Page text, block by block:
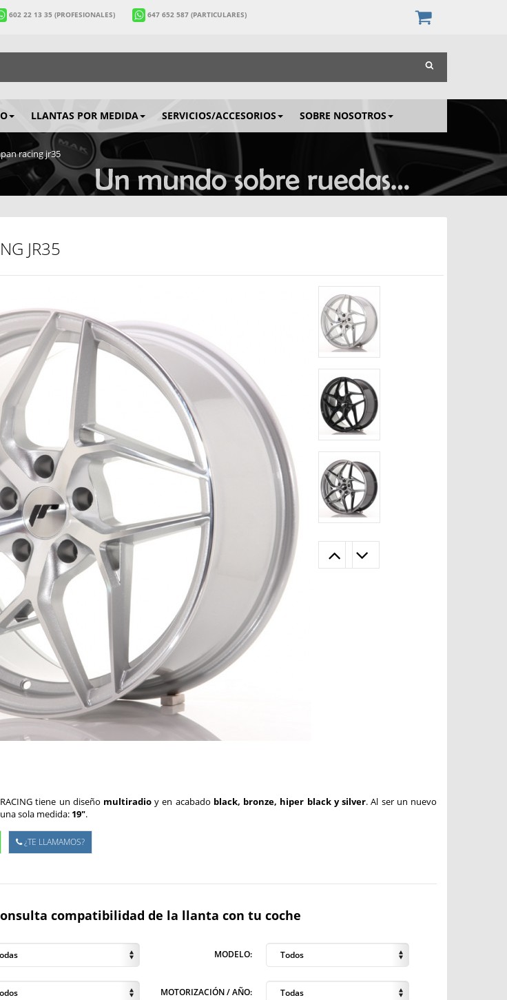
602 22 13 35(PROFESIONALES) 647 652 587(PARTICULARES)
LLANTAS POR MEDIDA SERVICIOS/ACCESORIOS SOBRE NOSOTROS
racing jr35
JR35
tiene un diseño multiradio y en acabado black, bronze, hiper black y silver. Al ser un nuevo
sola medida: 19".
¿TE LLAMAMOS?
compatibilidad de la llanta con tu coche
MODELO: Todos
MOTORIZACIÓN / AÑO: Todas